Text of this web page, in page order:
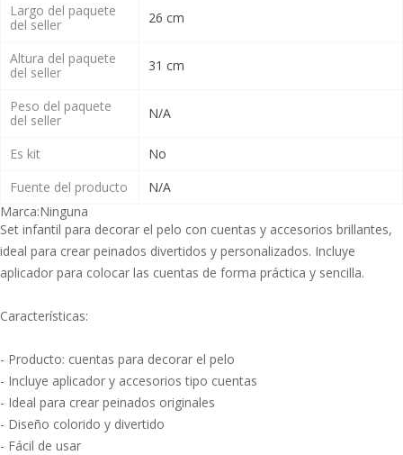
Largo del paquete
del seller
26 cm
Altura del paquete
del seller
31 cm
Peso del paquete
del seller
N/A
Es kit
No
Fuente del producto
N/A
Marca:Ninguna
Set infantil para decorar el pelo con cuentas y accesorios brillantes,
ideal para crear peinados divertidos y personalizados. Incluye
aplicador para colocar las cuentas de forma práctica y sencilla.
Características:
- Producto: cuentas para decorar el pelo
- Incluye aplicador y accesorios tipo cuentas
- Ideal para crear peinados originales
- Diseño colorido y divertido
- Fácil de usar